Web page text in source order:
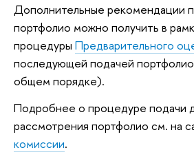
Дополнительные рекомендации
портфолио можно получить в
процедуры Предварительного
последующей подачей портфолио
общем порядке).
Подробнее о процедуре подачи
рассмотрения портфолио см. на
комиссии.